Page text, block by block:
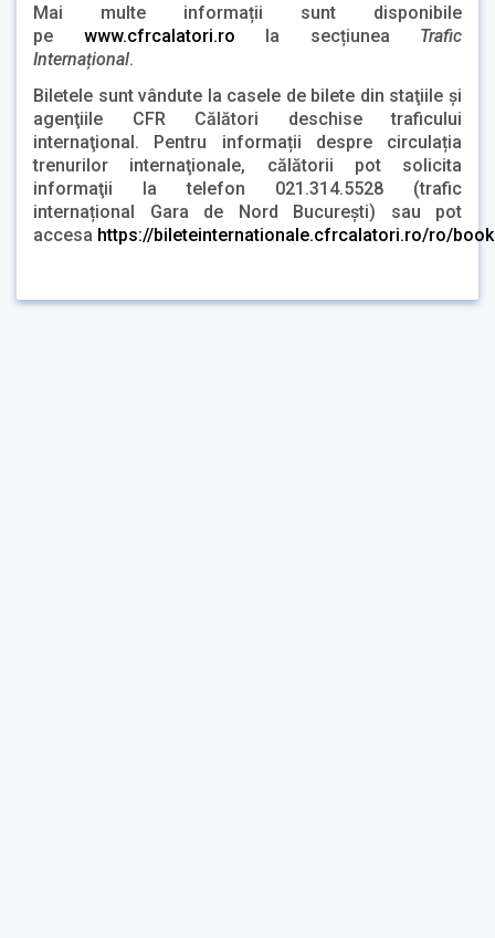
Mai multe informații sunt disponibile
pe www.cfrcalatori.ro la secțiunea Trafic
Internațional.
Biletele sunt vândute la casele de bilete din staţiile şi
agenţiile CFR Călători deschise traficului
internaţional. Pentru informații despre circulația
trenurilor internaţionale, călătorii pot solicita
informaţii la telefon 021.314.5528 (trafic
internațional Gara de Nord București) sau pot
accesa https://bileteinternationale.cfrcalatori.ro/ro/